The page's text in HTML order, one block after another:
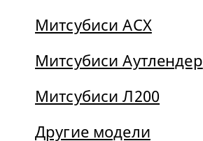
Митсубиси АСХ
Митсубиси Аутлендер
Митсубиси Л200
Другие модели